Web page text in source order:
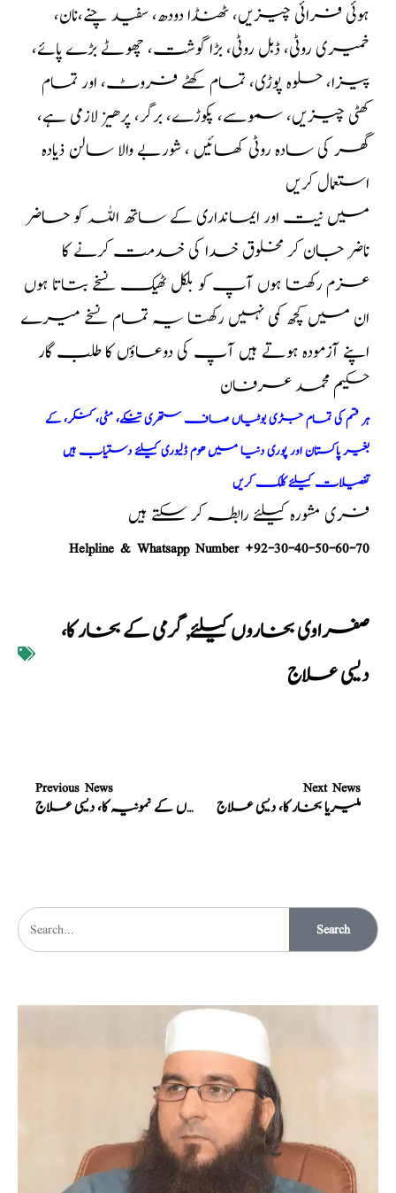
ہوئی فرائی چیزیں، ٹھنڈا دودھ، سفید چنے،نان،
خمیری روٹی، ڈبل روٹی، بڑا گوشت، چھوٹے بڑے پائے،
پیزا، حلوہ پوڑی، تمام کھٹے فروٹ، اور تمام
کھٹی چیزیں، سموسے، پکوڑے، برگر، پرھیز لازمی ہے،
گھر کی سادہ روٹی کھائیں ، شوربے والا سالن ذیادہ
استعمال کریں
میں نیت اور ایمانداری کے ساتھ اللہ کو حاضر
ناضر جان کر مخلوق خدا کی خدمت کرنے کا
عزم رکھتا ہوں آپ کو بلکل ٹھیک نسخے بتاتا ہوں
ان میں کچھ کمی نہیں رکھتا یہ تمام نسخے میرے
اپنے آزمودہ ہوتے ہیں آپ کی دوعاؤں کا طلب گار
حکیم محمد عرفان
ہر قسم کی تمام جڑی بوٹیاں صاف ستھری تنکے، مٹی، کنکر، کے
بغیر پاکستان اور پوری دنیا میں ھوم ڈلیوری کیلئے دستیاب ہیں
تفصیلات کیلئے کلک کریں
فری مشورہ کیلئے رابطہ کر سکتے ہیں
Helpline & Whatsapp Number +92-30-40-50-60-70
صفراوی بخاروں کیلئے,گرمی کے بخار کا،
دیسی علاج
Previous News
بچوں کے نمونیہ کا، دیسی علاج
Next News
ملیریا بخار کا، دیسی علاج
Search